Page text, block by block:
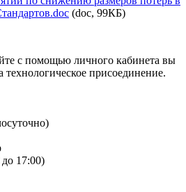
(doc, 99КБ)
с помощью личного кабинета вы
технологическое присоединение.
17:00)